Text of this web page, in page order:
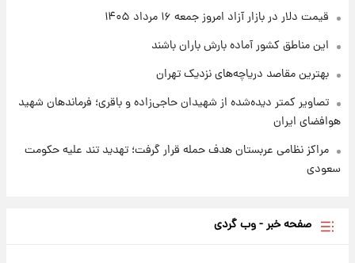
شد
قیمت دلار در بازار آزاد امروز جمعه ۱۶ مرداد ۱۴۰۵
این مناطق کشور آماده بارش باران باشند
بهترین مقاصد دریاچه‌های نزدیک تهران
تصاویر کمتر دیده‌شده از شهیدان حاجی‌زاده و باقری؛ فرماندهان شهید
هوافضای ایران
مراکز نظامی عربستان هدف حمله قرار گرفت؛ تهدید تند علیه حکومت
سعودی
صفحه خبر - وب گردی